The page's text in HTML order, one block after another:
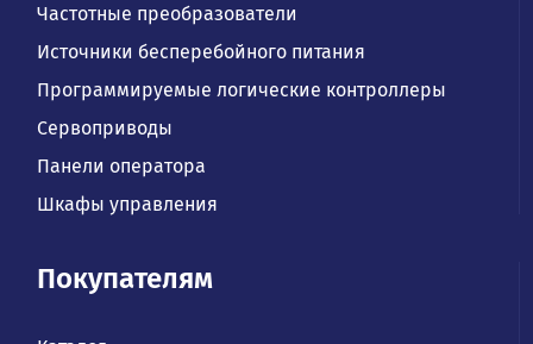
Частотные преобразователи
Источники бесперебойного питания
Программируемые логические контроллеры
Сервоприводы
Панели оператора
Шкафы управления
Покупателям